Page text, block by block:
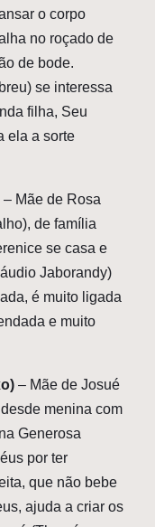
o corpo
no roçado de
de bode.
se interessa
filha, Seu
ela a sorte
– Mãe de Rosa
de família
se casa e
Jaborandy)
é muito ligada
e muito
– Mãe de Josué
menina com
Generosa
por ter
que não bebe
ajuda a criar os